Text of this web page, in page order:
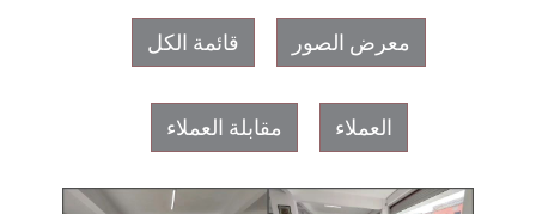
قائمة الكل معرض الصور
مقابلة العملاء العملاء